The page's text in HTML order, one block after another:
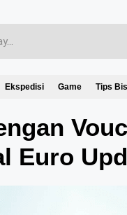
Ekspedisi Game Tips
Euro